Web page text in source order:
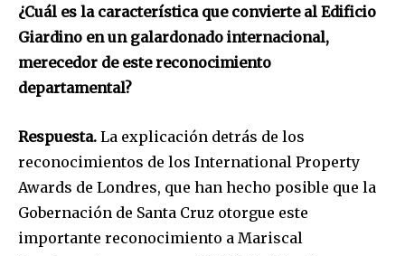
safe with us.
SUBSCRIBE
I've read and accept the Privacy Policy
¿Cuál es la característica que convierte al Edificio
Giardino en un galardonado internacional,
merecedor de este reconocimiento
departamental?
Respuesta. La explicación detrás de los
reconocimientos de los International Property
Awards de Londres, que han hecho posible que la
Gobernación de Santa Cruz otorgue este
importante reconocimiento a Mariscal